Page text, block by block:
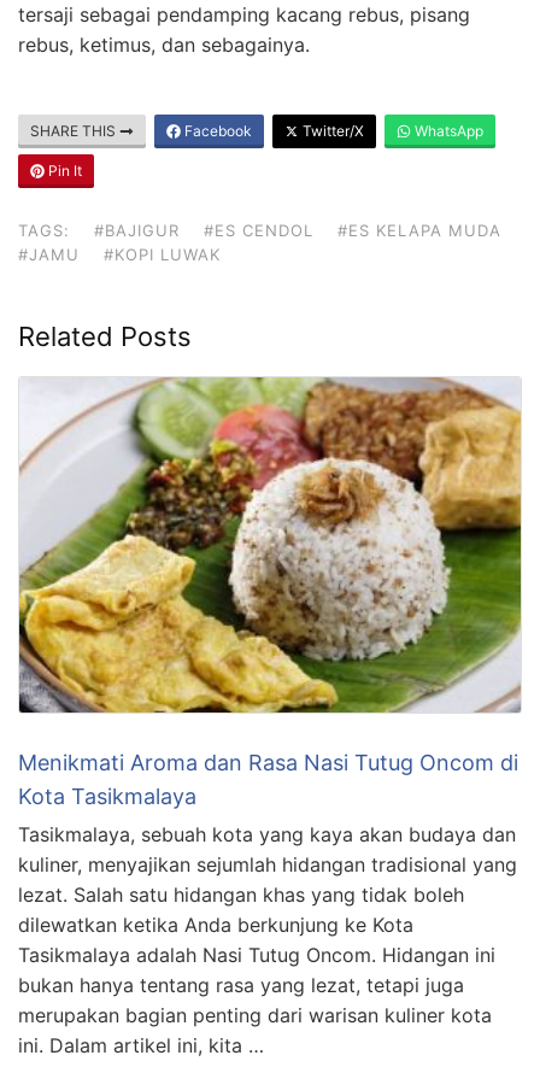
tersaji sebagai pendamping kacang rebus, pisang
rebus, ketimus, dan sebagainya.
SHARE THIS Facebook Twitter/X WhatsApp
Pin It
TAGS: #BAJIGUR #ES CENDOL
#ES KELAPA MUDA
#JAMU
#KOPI LUWAK
Related Posts
Menikmati Aroma dan Rasa Nasi Tutug Oncom di
Kota Tasikmalaya
Tasikmalaya, sebuah kota yang kaya akan budaya dan
kuliner, menyajikan sejumlah hidangan tradisional yang
lezat. Salah satu hidangan khas yang tidak boleh
dilewatkan ketika Anda berkunjung ke Kota
Tasikmalaya adalah Nasi Tutug Oncom. Hidangan ini
bukan hanya tentang rasa yang lezat, tetapi juga
merupakan bagian penting dari warisan kuliner kota
ini. Dalam artikel ini, kita …